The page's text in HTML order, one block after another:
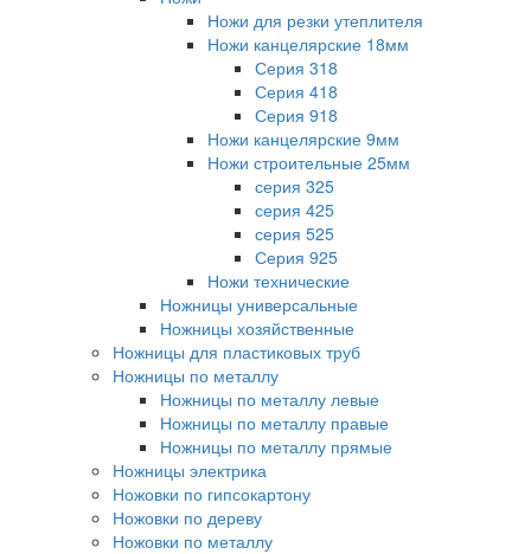
Ножи для резки утеплителя
Ножи канцелярские 18мм
Серия 318
Серия 418
Серия 918
Ножи канцелярские 9мм
Ножи строительные 25мм
серия 325
серия 425
серия 525
Серия 925
Ножи технические
Ножницы универсальные
Ножницы хозяйственные
Ножницы для пластиковых труб
Ножницы по металлу
Ножницы по металлу левые
Ножницы по металлу правые
Ножницы по металлу прямые
Ножницы электрика
Ножовки по гипсокартону
Ножовки по дереву
Ножовки по металлу